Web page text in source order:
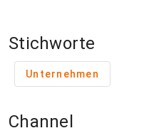
Stichworte
Unternehmen
Channel